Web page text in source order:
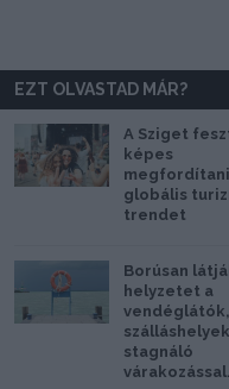
Impresszum
Szerzői
EZT OLVASTAD MÁR?
A Sziget
képes
globális
trendet
Borúsan
helyzetet a
szálláshelyek
stagnáló